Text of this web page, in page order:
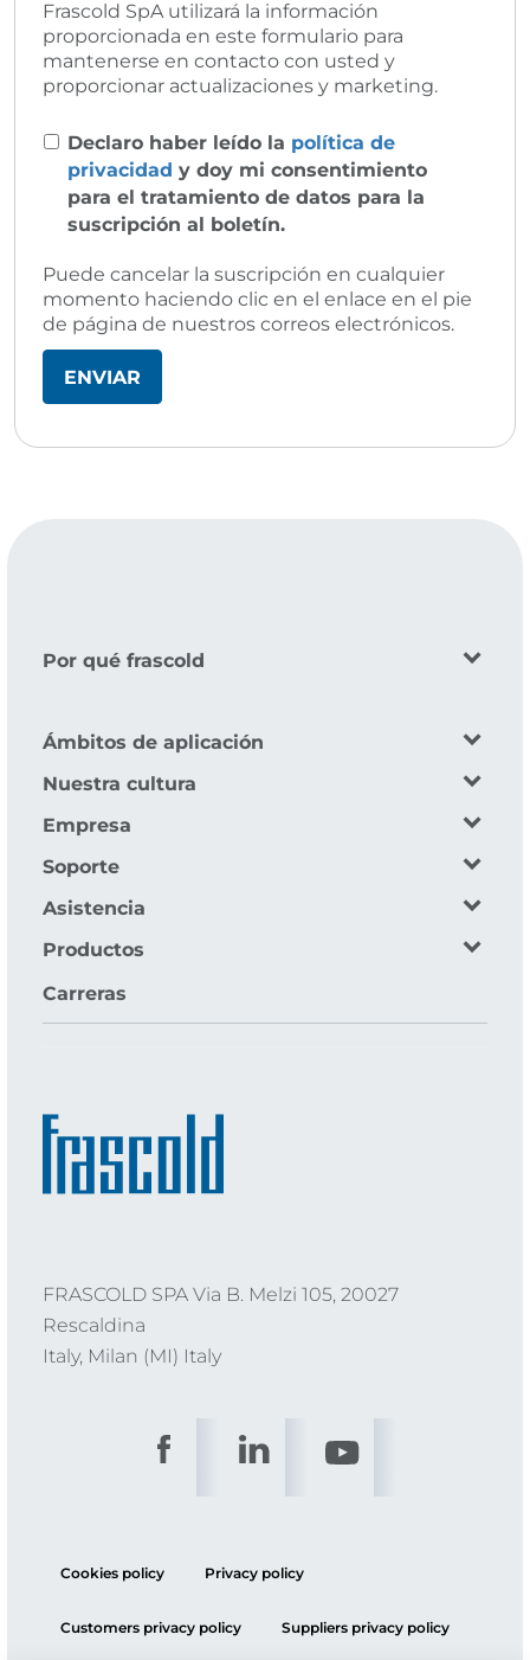
Frascold SpA utilizará la información
proporcionada en este formulario para
mantenerse en contacto con usted y
proporcionar actualizaciones y marketing.
Declaro haber leído la política de
privacidad y doy mi consentimiento
para el tratamiento de datos para la
suscripción al boletín.
Puede cancelar la suscripción en cualquier
momento haciendo clic en el enlace en el pie
de página de nuestros correos electrónicos.
Por qué frascold
Ámbitos de aplicación
Nuestra cultura
Empresa
Soporte
Asistencia
Productos
Carreras
FRASCOLD SPA Via B. Melzi 105, 20027
Rescaldina
Italy, Milan (MI) Italy
Cookies policy Privacy policy
Customers privacy policy Suppliers privacy policy